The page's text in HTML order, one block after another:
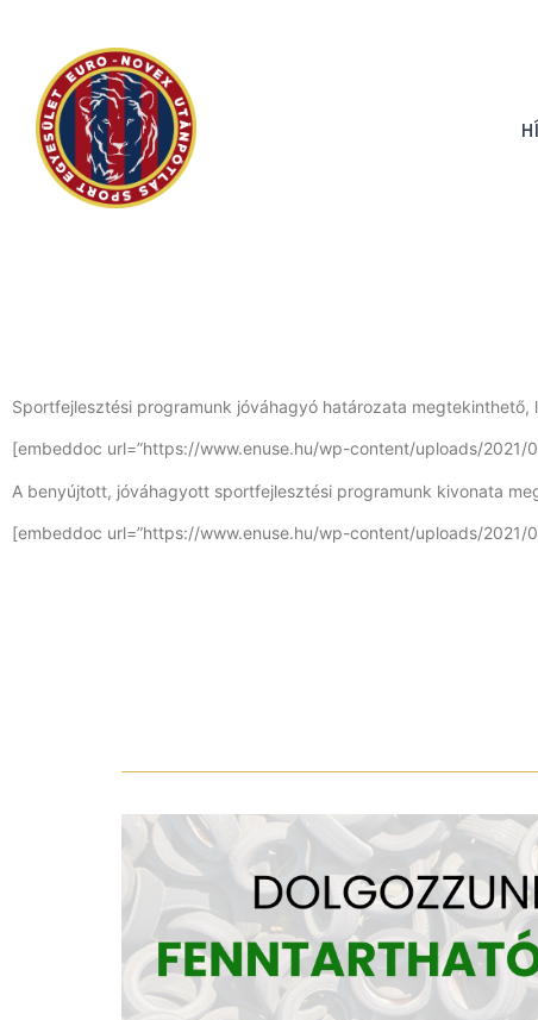
Sportfejlesztési programunk jóváhagyó határozata megtekinthető,
[embeddoc url=”https://www.enuse.hu/wp-content/uploads/2021/
A benyújtott, jóváhagyott sportfejlesztési programunk kivonata
[embeddoc url=”https://www.enuse.hu/wp-content/uploads/2021/